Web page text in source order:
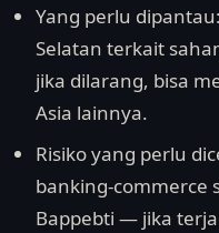
Yang perlu
Selatan terkait
jika dilarang, bisa
Asia lainnya.
Risiko yang perlu
banking-commerce
Bappebti — jika